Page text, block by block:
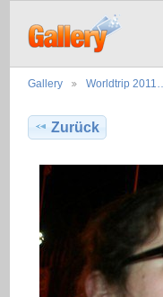
Gallery Worldtrip 2011…
Zurück